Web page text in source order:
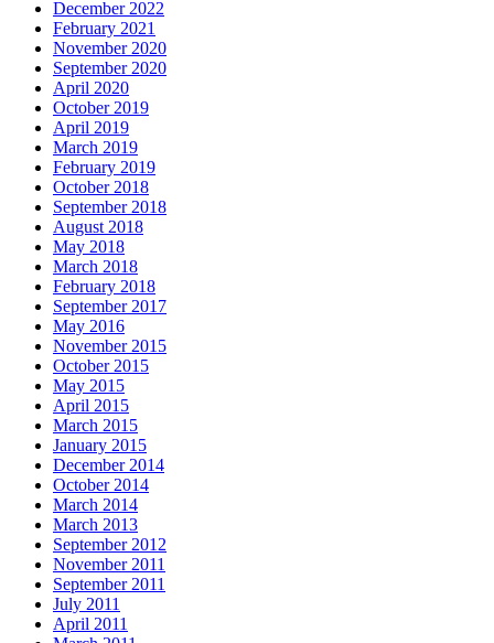
December 2022
February 2021
November 2020
September 2020
April 2020
October 2019
April 2019
March 2019
February 2019
October 2018
September 2018
August 2018
May 2018
March 2018
February 2018
September 2017
May 2016
November 2015
October 2015
May 2015
April 2015
March 2015
January 2015
December 2014
October 2014
March 2014
March 2013
September 2012
November 2011
September 2011
July 2011
April 2011